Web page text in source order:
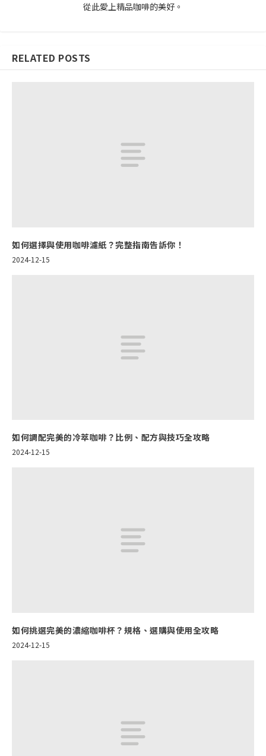
從此愛上精品咖啡的美好。
RELATED POSTS
如何選擇與使用咖啡濾紙？完整指南告訴你！
2024-12-15
如何調配完美的冷萃咖啡？比例、配方與技巧全攻略
2024-12-15
如何挑選完美的濃縮咖啡杯？規格、選購與使用全攻略
2024-12-15